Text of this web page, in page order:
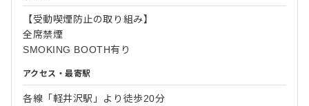
【受動喫煙防止の取り組み】
全席禁煙
SMOKING BOOTH有り
アクセス・最寄駅
各線「軽井沢駅」より徒歩20分